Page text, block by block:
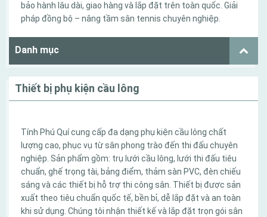
bảo hành lâu dài, giao hàng và lắp đặt trên toàn quốc. Giải
pháp đồng bộ – nâng tầm sân tennis chuyên nghiệp.
Danh mục
Thiết bị phụ kiện cầu lông
Tính Phú Quí cung cấp đa dạng phụ kiện cầu lông chất
lượng cao, phục vụ từ sân phong trào đến thi đấu chuyên
nghiệp. Sản phẩm gồm: trụ lưới cầu lông, lưới thi đấu tiêu
chuẩn, ghế trọng tài, bảng điểm, thảm sàn PVC, đèn chiếu
sáng và các thiết bị hỗ trợ thi công sân. Thiết bị được sản
xuất theo tiêu chuẩn quốc tế, bền bỉ, dễ lắp đặt và an toàn
khi sử dụng. Chúng tôi nhận thiết kế và lắp đặt trọn gói sân